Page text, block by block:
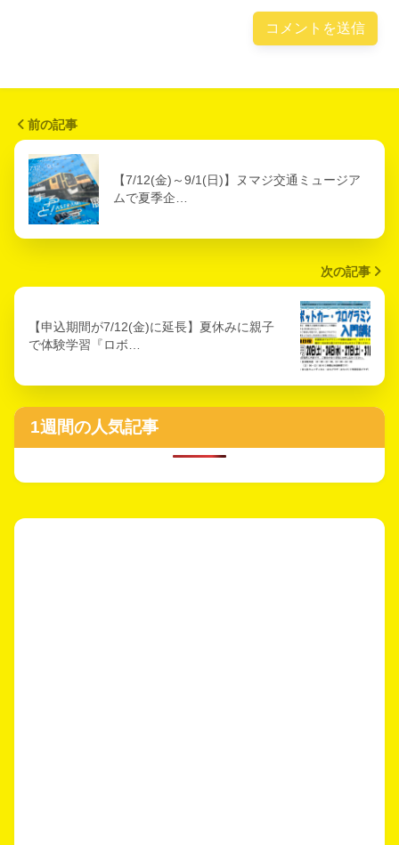
前の記事
【7/12(金)～9/1(日)】ヌマジ交通ミュージア
ムで夏季企…
次の記事
【申込期間が7/12(金)に延長】夏休みに親子
で体験学習『ロボ…
1週間の人気記事